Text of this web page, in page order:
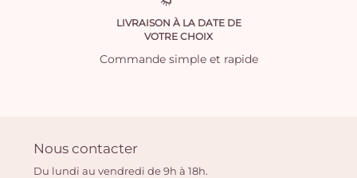
LIVRAISON À LA DATE DE
VOTRE CHOIX
Commande simple et rapide
Nous contacter
Du lundi au vendredi de 9h à 18h.